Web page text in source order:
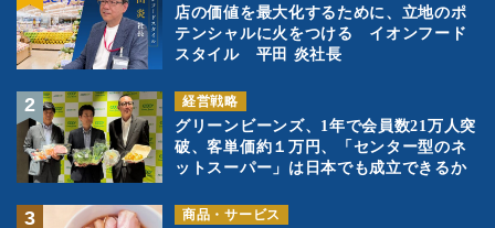
店の価値を最大化するために、立地のポ
テンシャルに火をつける イオンフード
スタイル 平田 炎社長
経営戦略
グリーンビーンズ、1年で会員数21万人突
破、客単価約１万円、「センター型のネ
ットスーパー」は日本でも成立できるか
商品・サービス